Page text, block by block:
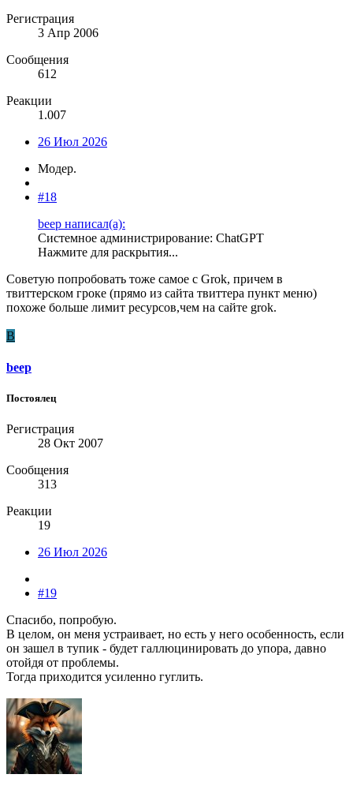
Регистрация
3 Апр 2006
Сообщения
612
Реакции
1.007
26 Июл 2026
Модер.
#18
beep написал(а):
Системное администрирование: ChatGPT
Нажмите для раскрытия...
Советую попробовать тоже самое с Grok, причем в
твиттерском гроке (прямо из сайта твиттера пункт меню)
похоже больше лимит ресурсов,чем на сайте grok.
B
beep
Постоялец
Регистрация
28 Окт 2007
Сообщения
313
Реакции
19
26 Июл 2026
#19
Спасибо, попробую.
В целом, он меня устраивает, но есть у него особенность, если
он зашел в тупик - будет галлюцинировать до упора, давно
отойдя от проблемы.
Тогда приходится усиленно гуглить.